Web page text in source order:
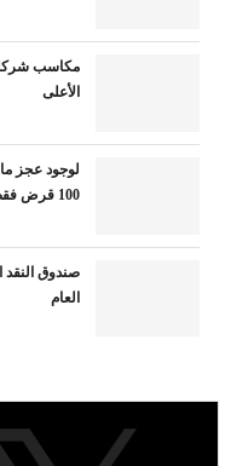
مكاسب شركات
الأعلى
لوجود عجز
100 قرض فقط للإعلان عنهم قريبا
صندوق النقد
العام